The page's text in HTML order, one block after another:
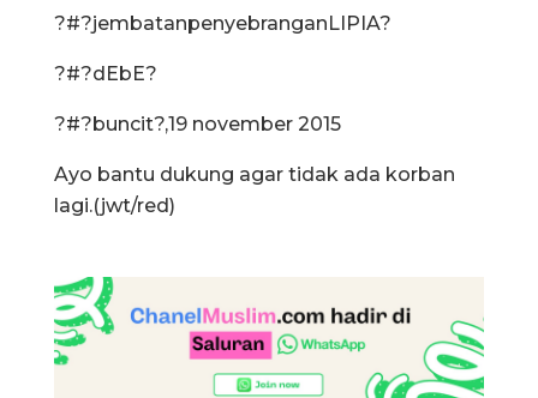
?#?jembatanpenyebranganLIPIA?
?#?dEbE?
?#?buncit?,19 november 2015
Ayo bantu dukung agar tidak ada korban
lagi.(jwt/red)